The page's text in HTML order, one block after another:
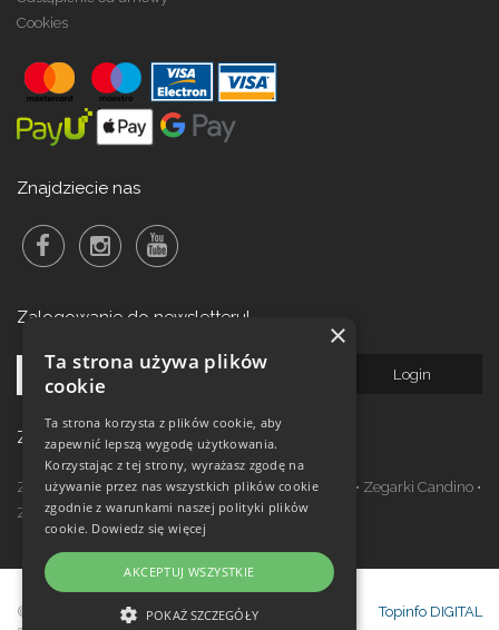
Cookies
Znajdziecie nas
Zalogowanie do newsletteru!
Zegarki w ofercie
Zegarki Festina•Zegarki Kronaby•Zegarki Jaguar • Zegarki Candino •
Zegarki Lotus•Zegarki Calypso
© Copyright Janeba Time Sp. z o.o. 2017-
Topinfo DIGITAL
×
Ta strona używa plików
cookie
Ta strona korzysta z plików cookie, aby
zapewnić lepszą wygodę użytkowania.
Korzystając z tej strony, wyrażasz zgodę na
używanie przez nas wszystkich plików cookie
zgodnie z warunkami naszej polityki plików
cookie. Dowiedz się więcej
AKCEPTUJ WSZYSTKIE
POKAŻ SZCZEGÓŁY